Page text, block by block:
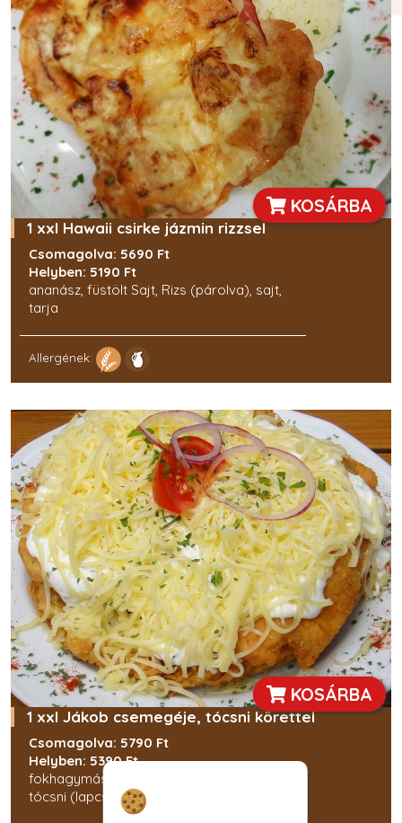
KOSÁRBA
1 xxl Hawaii csirke jázmin rizzsel
Csomagolva: 5690 Ft
Helyben: 5190 Ft
ananász, füstölt Sajt, Rizs (párolva), sajt,
tarja
Allergének:
KOSÁRBA
1 xxl Jákob csemegéje, tócsni körettel
Csomagolva: 5790 Ft
Helyben: 5390 Ft
fokhagymás tejföl, Rántott csirke, sajt,
tócsni (lapcsánka)